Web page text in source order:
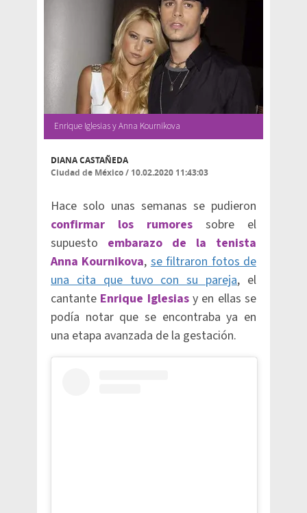
Enrique Iglesias y Anna Kournikova
DIANA CASTAÑEDA
Ciudad de México/ 10.02.2020 11:43:03
Hace solo unas semanas se pudieron
confirmar los rumores sobre el
supuesto embarazo de la tenista
Anna Kournikova,se filtraron fotos de
una cita que tuvo con su pareja, el
cantante Enrique Iglesiasy en ellas se
podía notar que se encontraba ya en
una etapa avanzada de la gestación.